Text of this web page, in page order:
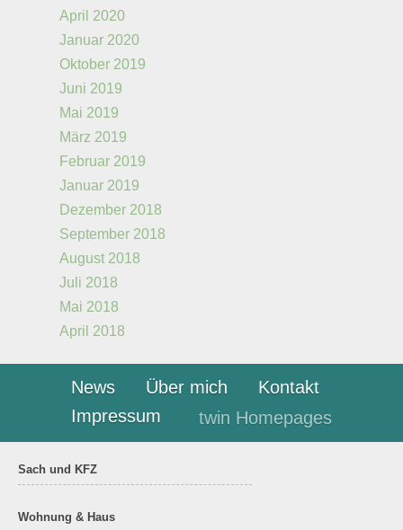
April 2020
Januar 2020
Oktober 2019
Juni 2019
Mai 2019
März 2019
Februar 2019
Januar 2019
Dezember 2018
September 2018
August 2018
Juli 2018
Mai 2018
April 2018
News Über mich
Kontakt
Impressum
twin Homepages
Sach und KFZ
Wohnung & Haus